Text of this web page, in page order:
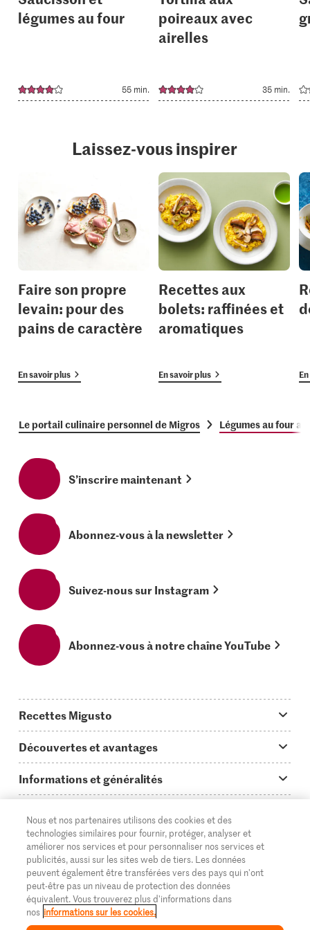
légumes au four
55 min.
poireaux avec
airelles
35 min.
Laissez-vous inspirer
Faire son propre
levain: pour des
pains de caractère
En savoir plus
Recettes aux
bolets: raffinées et
aromatiques
En savoir plus
Le portail culinaire personnel de Migros Légumes au four
S’inscrire maintenant
Abonnez-vous à la newsletter
Suivez-nous sur Instagram
Abonnez-vous à notre chaîne YouTube
Recettes Migusto
Idées de menus
Plats principaux
Simple & vite prêt
Apéritif
Préparations au four
Enfants & famille
Découvertes et avantages
On en parle...
Tutoriels
Glossaire des ingrédients
Login Migusto
Magazine Migusto
Informations et généralités
Questions concernant Migusto
Cuisiner avec Migusto
Service clientèle & contact
Publicité
Impressum
Supermarché
Migros Online
À propos de Migros
Magasins
DE FR IT
Nous et nos partenaires utilisons des cookies et des
technologies similaires pour fournir, protéger, analyser et
améliorer nos services et pour personnaliser nos services et
publicités, aussi sur les sites web de tiers. Les données
peuvent également être transférées vers des pays qui n'ont
peut-être pas un niveau de protection des données
équivalent. Vous trouverez plus d'informations dans
nos informations sur les cookies.